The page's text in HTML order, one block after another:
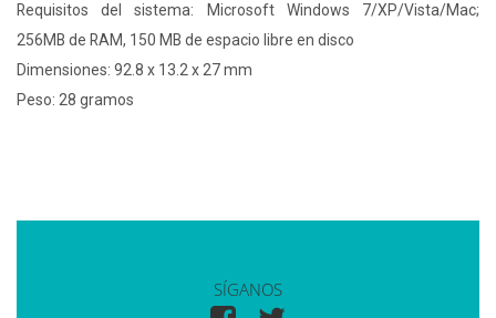
Requisitos del sistema: Microsoft Windows 7/XP/Vista/Mac;
256MB de RAM, 150 MB de espacio libre en disco
Dimensiones: 92.8 x 13.2 x 27 mm
Peso: 28 gramos
SÍGANOS